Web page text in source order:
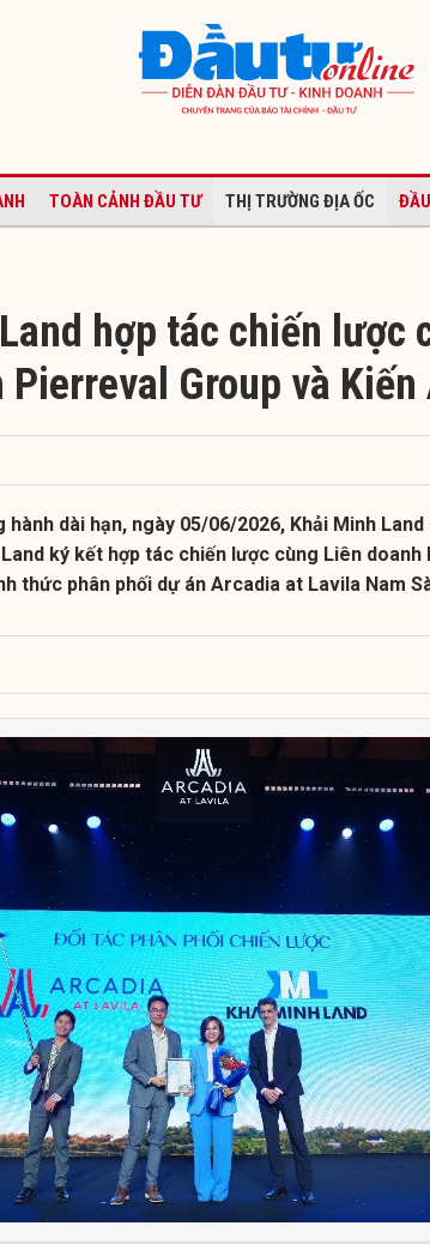
TOÀN CẢNH ĐẦU TƯ THỊ TRƯỜNG ĐỊA ỐC
hợp tác chiến lược
Pierreval Group và Kiến
hành dài hạn, ngày 05/06/2026, Khải Minh
ký kết hợp tác chiến lược cùng Liên
thức phân phối dự án Arcadia at Lavila Nam